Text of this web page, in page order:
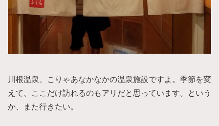
川根温泉、こりゃあなかなかの温泉施設ですよ。季節を変
えて、ここだけ訪れるのもアリだと思っています。という
か、また行きたい。